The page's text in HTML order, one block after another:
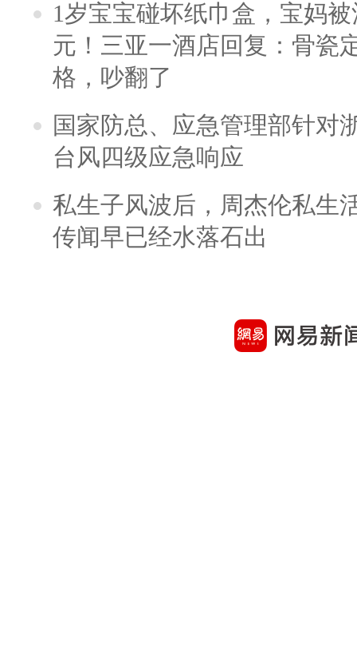
1岁宝宝碰坏纸巾盒，宝妈
元！三亚一酒店回复：骨瓷
格，吵翻了
国家防总、应急管理部针对
台风四级应急响应
私生子风波后，周杰伦私生
传闻早已经水落石出